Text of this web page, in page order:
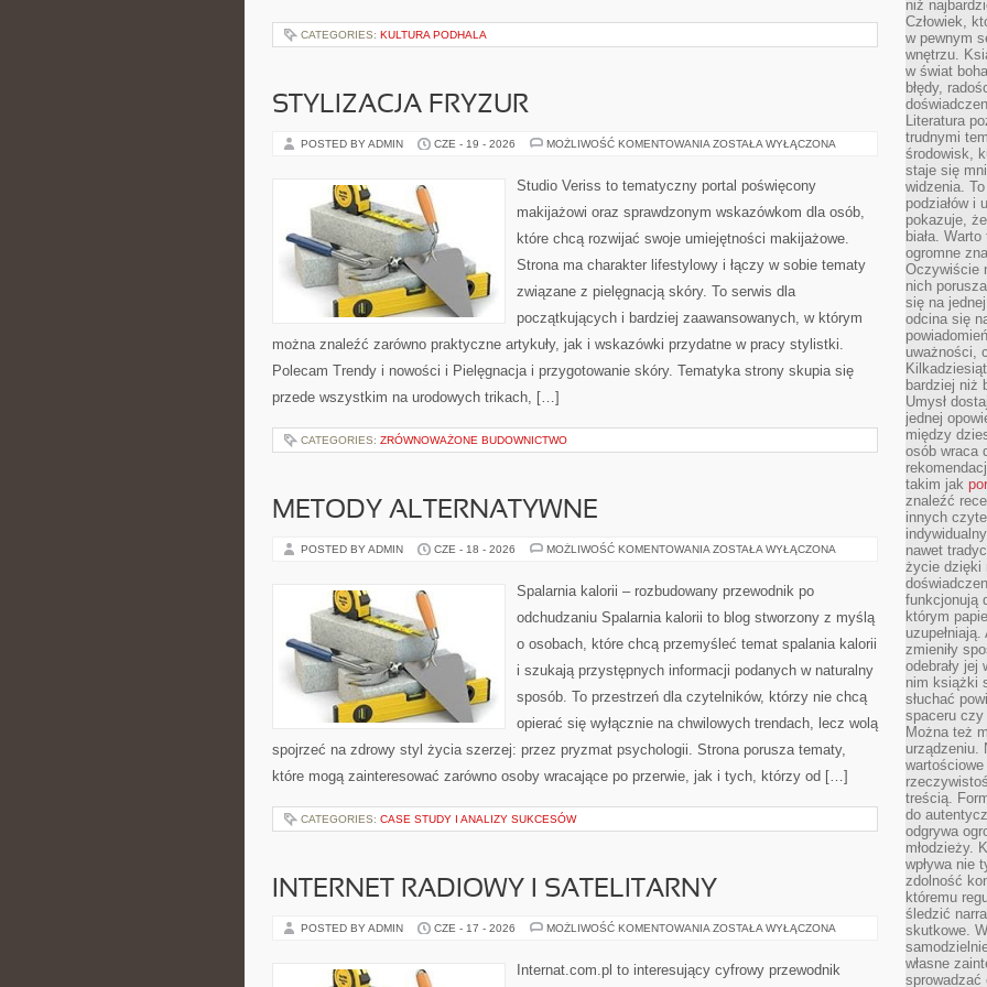
CATEGORIES: KULTURA PODHALA
STYLIZACJA FRYZUR
POSTED BY ADMIN CZE - 19 - 2026 MOŻLIWOŚĆ KOMENTOWANIA STYLIZACJA
ZOSTAŁA WYŁĄCZONA
Studio Veriss to tematyczny portal poświęcony
makijażowi oraz sprawdzonym wskazówkom dla osób,
które chcą rozwijać swoje umiejętności makijażowe.
Strona ma charakter lifestylowy i łączy w sobie tematy
związane z pielęgnacją skóry. To serwis dla
początkujących i bardziej zaawansowanych, w którym
można znaleźć zarówno praktyczne artykuły, jak i wskazówki przydatne w pracy stylistki.
Polecam Trendy i nowości i Pielęgnacja i przygotowanie skóry. Tematyka strony skupia się
przede wszystkim na urodowych trikach, […]
CATEGORIES: ZRÓWNOWAŻONE BUDOWNICTWO
METODY ALTERNATYWNE
POSTED BY ADMIN CZE - 18 - 2026 MOŻLIWOŚĆ KOMENTOWANIA METODY
ZOSTAŁA WYŁĄCZONA
Spalarnia kalorii – rozbudowany przewodnik po
odchudzaniu Spalarnia kalorii to blog stworzony z myślą
o osobach, które chcą przemyśleć temat spalania kalorii
i szukają przystępnych informacji podanych w naturalny
sposób. To przestrzeń dla czytelników, którzy nie chcą
opierać się wyłącznie na chwilowych trendach, lecz wolą
spojrzeć na zdrowy styl życia szerzej: przez pryzmat psychologii. Strona porusza tematy,
które mogą zainteresować zarówno osoby wracające po przerwie, jak i tych, którzy od […]
CATEGORIES: CASE STUDY I ANALIZY SUKCESÓW
INTERNET RADIOWY I SATELITARNY
POSTED BY ADMIN CZE - 17 - 2026 MOŻLIWOŚĆ KOMENTOWANIA INTERNET
SATELITARNY
ZOSTAŁA WYŁĄCZONA
Internat.com.pl to interesujący cyfrowy przewodnik
niż
Człowiek,
w pewnym
wnętrzu.
w świat
błędy,
Literatura
trudnymi
środowisk,
staje się
widzenia.
podziałów i
pokazuje,
biała.
ogromne
Oczywiście
nich
się na
odcina się
uważności,
bardziej niż
Umysł
jednej
między
osób wraca
takim jak
znaleźć
innych
nawet
życie dzięki
funkcjonują
którym
zmieniły
odebrały jej
nim książki
słuchać
spaceru czy
Można też
urządzeniu.
treścią.
do
odgrywa
młodzieży.
wpływa nie
zdolność
któremu
śledzić
skutkowe.
własne
sprowadzać